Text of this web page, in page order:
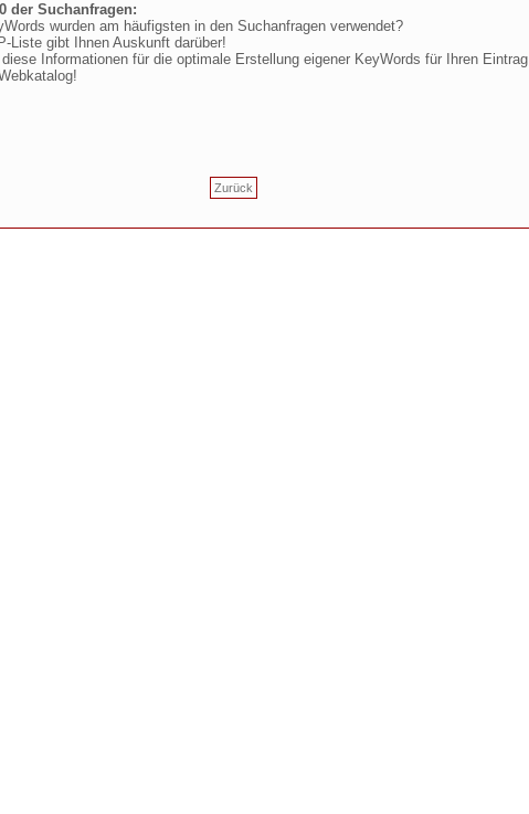
der Suchanfragen:
wurden am häufigsten in den Suchanfragen verwendet?
Liste gibt Ihnen Auskunft darüber!
Informationen für die optimale Erstellung eigener KeyWords für Ihren Eintrag
Zurück